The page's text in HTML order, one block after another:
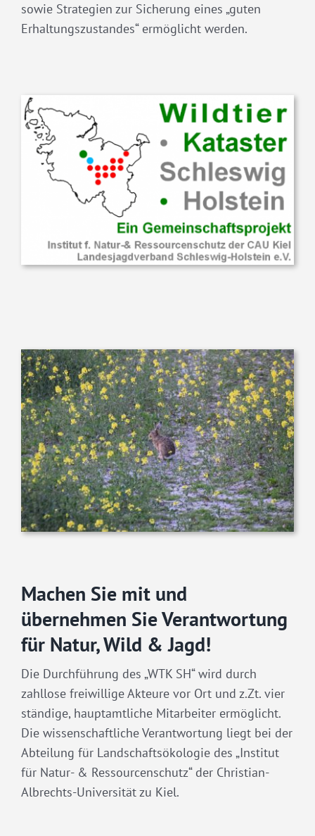
sowie Strategien zur Sicherung eines „guten
Erhaltungszustandes“ ermöglicht werden.
Machen Sie mit und
übernehmen Sie Verantwortung
für Natur, Wild & Jagd!
Die Durchführung des „WTK SH“ wird durch
zahllose freiwillige Akteure vor Ort und z.Zt. vier
ständige, hauptamtliche Mitarbeiter ermöglicht.
Die wissenschaftliche Verantwortung liegt bei der
Abteilung für Landschaftsökologie des „Institut
für Natur- & Ressourcenschutz“ der Christian-
Albrechts-Universität zu Kiel.